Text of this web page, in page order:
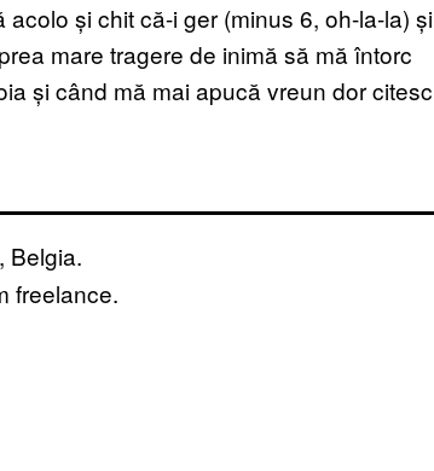
și chit că-i ger (minus 6, oh-la-la) și
mare tragere de inimă să mă întorc
și când mă mai apucă vreun dor citesc
Belgia.
freelance.